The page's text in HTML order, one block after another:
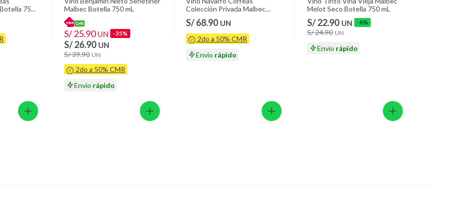
alimenticios, vitaminas.
con señales de uso, sin empaques, etiquetas o sellos.
750
Malbec Botella 750 mL
S/ 25.90 UN -35%
S/ 26.90 UN
S/ 39.90 UN
2do a 50% CMR
Envío rápido
Colección Privada Malbec
S/ 68.90 UN
2do a 50% CMR
Envío rápido
Melot Seco Botella 750 mL
S/ 22.90 UN -8%
S/ 24.90 UN
Envío rápido